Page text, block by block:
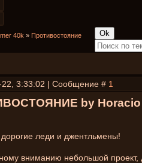
40k » Противостояние
22, 3:33:02 | Сообщение # 1
by Horacio
леди и джентльмены!
вниманию небольшой проект,